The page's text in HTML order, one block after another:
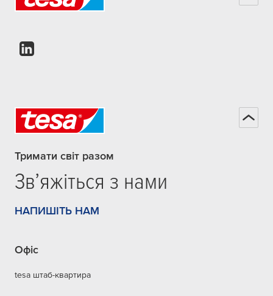
Тримати світ разом
Зв’яжіться з нами
НАПИШІТЬ НАМ
Офіс
tesa штаб-квартира